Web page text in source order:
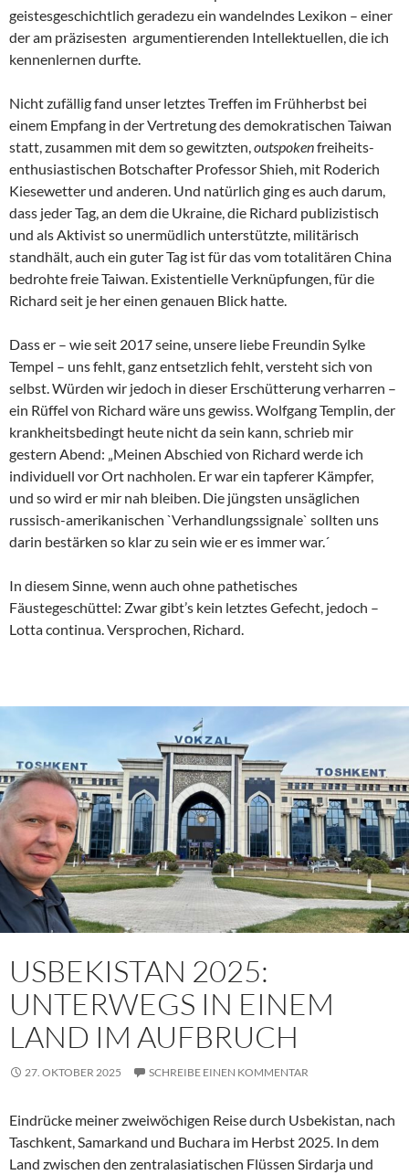
geistesgeschichtlich geradezu ein wandelndes Lexikon – einer
der am präzisesten argumentierenden Intellektuellen, die ich
kennenlernen durfte.
Nicht zufällig fand unser letztes Treffen im Frühherbst bei
einem Empfang in der Vertretung des demokratischen Taiwan
statt, zusammen mit dem so gewitzten,outspokenfreiheits-
enthusiastischen Botschafter Professor Shieh, mit Roderich
Kiesewetter und anderen. Und natürlich ging es auch darum,
dass jeder Tag, an dem die Ukraine, die Richard publizistisch
und als Aktivist so unermüdlich unterstützte, militärisch
standhält, auch ein guter Tag ist für das vom totalitären China
bedrohte freie Taiwan. Existentielle Verknüpfungen, für die
Richard seit je her einen genauen Blick hatte.
Dass er – wie seit 2017 seine, unsere liebe Freundin Sylke
Tempel – uns fehlt, ganz entsetzlich fehlt, versteht sich von
selbst. Würden wir jedoch in dieser Erschütterung verharren –
ein Rüffel von Richard wäre uns gewiss. Wolfgang Templin, der
krankheitsbedingt heute nicht da sein kann, schrieb mir
gestern Abend: „Meinen Abschied von Richard werde ich
individuell vor Ort nachholen. Er war ein tapferer Kämpfer,
und so wird er mir nah bleiben. Die jüngsten unsäglichen
russisch-amerikanischen `Verhandlungssignale` sollten uns
darin bestärken so klar zu sein wie er es immer war.´
In diesem Sinne, wenn auch ohne pathetisches
Fäustegeschüttel: Zwar gibt’s kein letztes Gefecht, jedoch –
Lotta continua. Versprochen, Richard.
USBEKISTAN 2025:
UNTERWEGS IN EINEM
LAND IM AUFBRUCH
27. OKTOBER 2025 SCHREIBE EINEN KOMMENTAR
Eindrücke meiner zweiwöchigen Reise durch Usbekistan, nach
Taschkent, Samarkand und Buchara im Herbst 2025. In dem
Land zwischen den zentralasiatischen Flüssen Sirdarja und